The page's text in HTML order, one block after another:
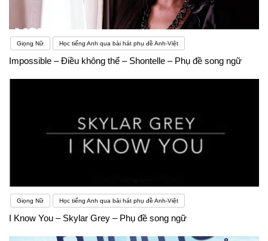
Giọng Nữ Học tiếng Anh qua bài hát phụ đề Anh-Việt
Impossible – Điều không thể – Shontelle – Phụ đề song ngữ
Giọng Nữ Học tiếng Anh qua bài hát phụ đề Anh-Việt
I Know You – Skylar Grey – Phụ đề song ngữ